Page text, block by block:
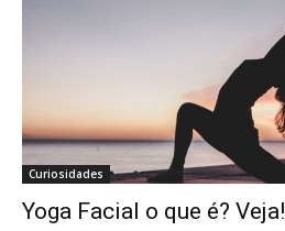
Curiosidades
Yoga Facial o que é? Veja!